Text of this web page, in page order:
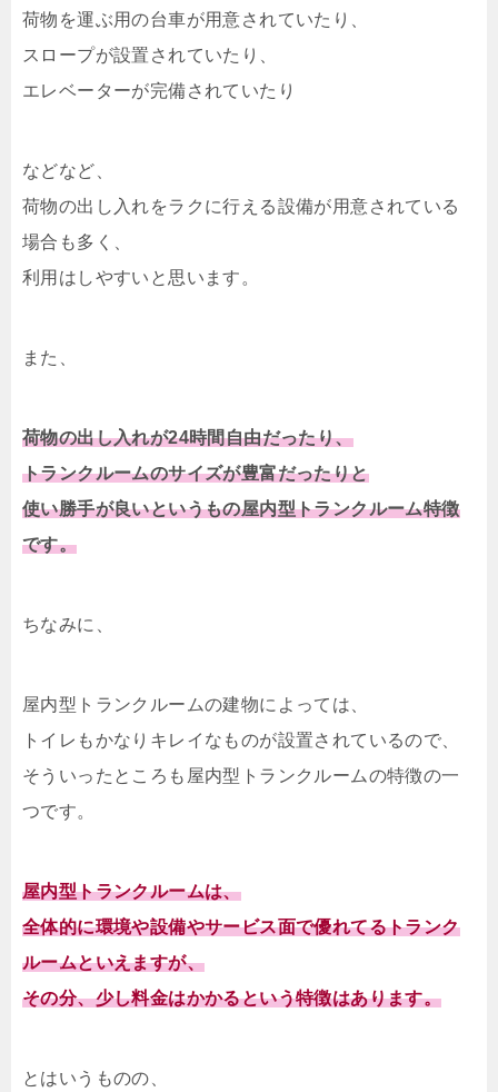
荷物を運ぶ用の台車が用意されていたり、
スロープが設置されていたり、
エレベーターが完備されていたり
などなど、
荷物の出し入れをラクに行える設備が用意されている
場合も多く、
利用はしやすいと思います。
また、
荷物の出し入れが24時間自由だったり、
トランクルームのサイズが豊富だったりと
使い勝手が良いというもの屋内型トランクルーム特徴
です。
ちなみに、
屋内型トランクルームの建物によっては、
トイレもかなりキレイなものが設置されているので、
そういったところも屋内型トランクルームの特徴の一
つです。
屋内型トランクルームは、
全体的に環境や設備やサービス面で優れてるトランク
ルームといえますが、
その分、少し料金はかかるという特徴はあります。
とはいうものの、